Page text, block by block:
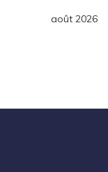
août 2026